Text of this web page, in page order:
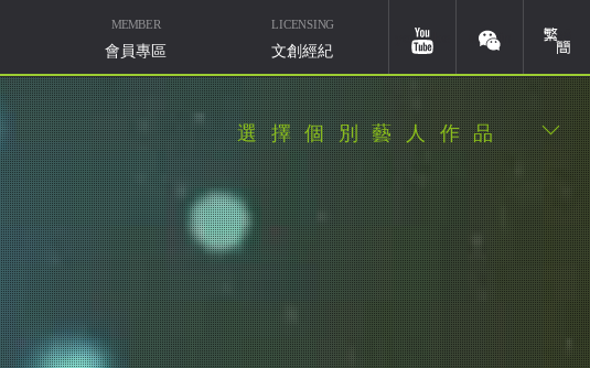
MEMBER
會員專區
LICENSING
文創經紀
youtube weixin
華研國際音樂北京
微信ID：HIMMUSIC-BJ
簡體
選擇個別藝人作品